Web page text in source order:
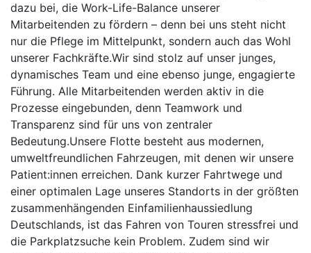
dazu bei, die Work-Life-Balance unserer
Mitarbeitenden zu fördern – denn bei uns steht nicht
nur die Pflege im Mittelpunkt, sondern auch das Wohl
unserer Fachkräfte.Wir sind stolz auf unser junges,
dynamisches Team und eine ebenso junge, engagierte
Führung. Alle Mitarbeitenden werden aktiv in die
Prozesse eingebunden, denn Teamwork und
Transparenz sind für uns von zentraler
Bedeutung.Unsere Flotte besteht aus modernen,
umweltfreundlichen Fahrzeugen, mit denen wir unsere
Patient:innen erreichen. Dank kurzer Fahrtwege und
einer optimalen Lage unseres Standorts in der größten
zusammenhängenden Einfamilienhaussiedlung
Deutschlands, ist das Fahren von Touren stressfrei und
die Parkplatzsuche kein Problem. Zudem sind wir